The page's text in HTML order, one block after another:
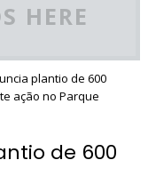
HERE
plantio de 600
ação no Parque
de 600